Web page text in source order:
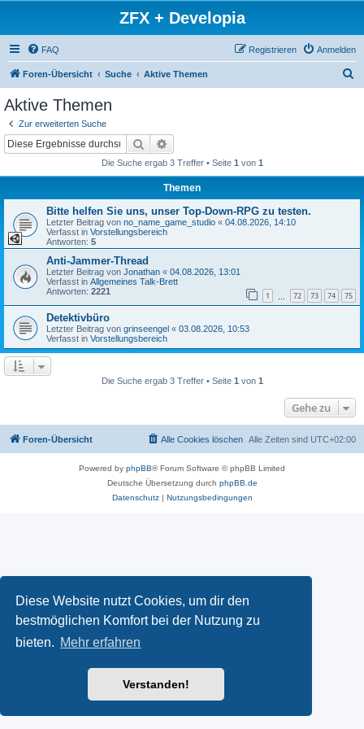
Diese Website nutzt Cookies, um dir den
bestmöglichen Komfort bei der Nutzung zu
bieten. Mehr erfahren
Verstanden!
ZFX + Developia
FAQ Anmelden
Registrieren
Foren-Übersicht Suche Aktive Themen
Aktive Themen
Zur erweiterten Suche
Suche
Die Suche ergab 3 Treffer • Seite 1 von 1
Themen
Bitte helfen Sie uns, unser Top-Down-RPG zu testen.
Letzter Beitrag von no_name_game_studio « 04.08.2026, 14:10
Verfasst in Vorstellungsbereich
Antworten: 5
Anti-Jammer-Thread
Letzter Beitrag von Jonathan « 04.08.2026, 13:01
Verfasst in Allgemeines Talk-Brett
Antworten: 2221 1 72 73 74 75
Detektivbüro
Letzter Beitrag von grinseengel « 03.08.2026, 10:53
Verfasst in Vorstellungsbereich
Die Suche ergab 3 Treffer • Seite 1 von 1
Gehe zu
Foren-Übersicht Alle Zeiten sind UTC+02:00
Alle Cookies löschen
Powered by phpBB® Forum Software © phpBB Limited
Deutsche Übersetzung durch phpBB.de
Datenschutz| Nutzungsbedingungen